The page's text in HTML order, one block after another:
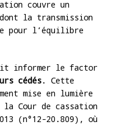
couvre un
la transmission
pour l’équilibre
informer le factor
cédés. Cette
mise en lumière
la Cour de cassation
(n°12-20.809), où